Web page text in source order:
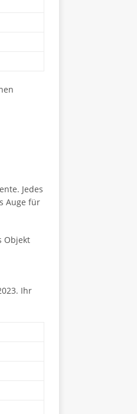
Jedes
Auge für
Objekt
Ihr